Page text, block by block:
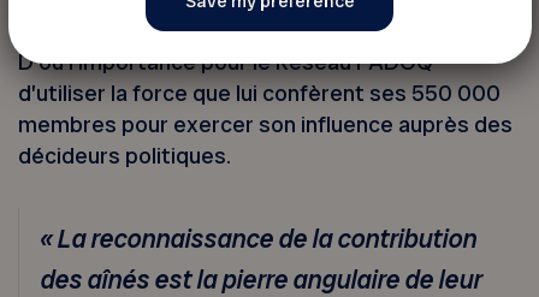
D’où l’importance pour le Réseau FADOQ
d’utiliser la force que lui confèrent ses 550 000
membres pour exercer son influence auprès des
décideurs politiques.
« La reconnaissance de la contribution
des aînés est la pierre angulaire de leur